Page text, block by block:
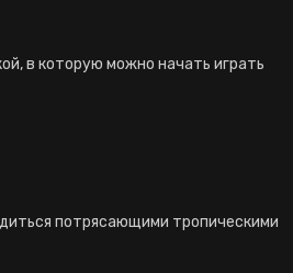
в которую можно начать играть
потрясающими тропическими